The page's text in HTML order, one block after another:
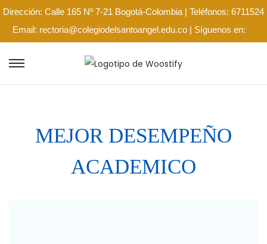
Dirección: Calle 165 Nº 7-21 Bogotá-Colombia | Teléfonos: 6711524
Email: rectoria@colegiodelsantoangel.edu.co | Síguenos en:
MEJOR DESEMPEÑO
ACADEMICO